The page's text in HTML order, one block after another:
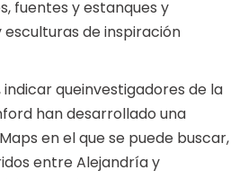
fuentes y estanques y
de inspiración
queinvestigadores de la
han desarrollado una
en el que se puede buscar,
entre Alejandría y